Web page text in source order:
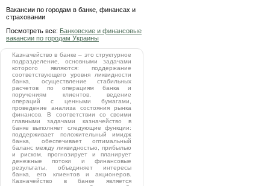
Вакансии по городам в банке, финансах и
страховании
Посмотреть все: Банковские и финансовые
вакансии по городам Украины
Казначейство в банке – это структурное
подразделение, основными задачами
которого являются: поддержание
соответствующего уровня ликвидности
банка, осуществление стабильных
расчетов по операциям банка и
поручениям клиентов, ведение
операций с ценными бумагами,
проведение анализа состояния рынка
финансов. В соответствии со своими
главными задачами казначейство в
банке выполняет следующие функции:
поддерживает положительный имидж
банка, обеспечивает оптимальный
баланс между ликвидностью, прибылью
и риском, прогнозирует и планирует
денежные потоки и финансовые
результаты, объединяет интересы
банка, его клиентов и акционеров.
Казначейство в банке является